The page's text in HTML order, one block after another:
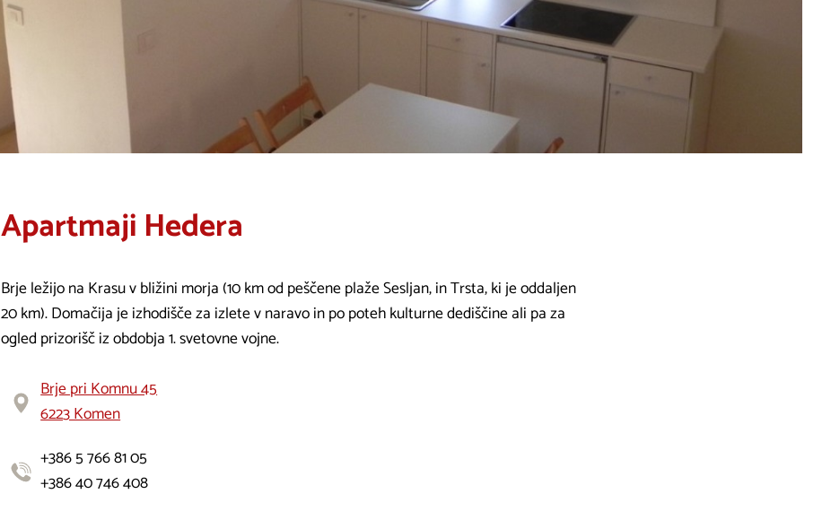
Apartmaji Hedera
Brje ležijo na Krasu v bližini morja (10 km od peščene plaže Sesljan, in Trsta, ki je oddaljen
20 km). Domačija je izhodišče za izlete v naravo in po poteh kulturne dediščine ali pa za
ogled prizorišč iz obdobja 1. svetovne vojne.
Brje pri Komnu 45
6223 Komen
+386 5 766 81 05
+386 40 746 408